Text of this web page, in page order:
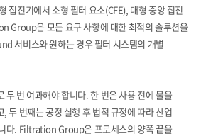
집진기에서 소형 필터 요소(CFE), 대형 중앙 집진
Group은 모든 요구 사항에 대한 최적의 솔루션을
서비스와 원하는 경우 필터 시스템의 개별
두 번 여과해야 합니다. 한 번은 사용 전에 물을
두 번째는 공정 실행 후 법적 규정에 따라 산업
다. Filtration Group은 프로세스의 양쪽 끝을